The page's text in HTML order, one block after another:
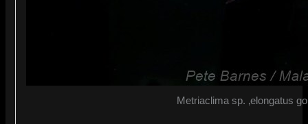
Metriaclima sp. ‚elongatus